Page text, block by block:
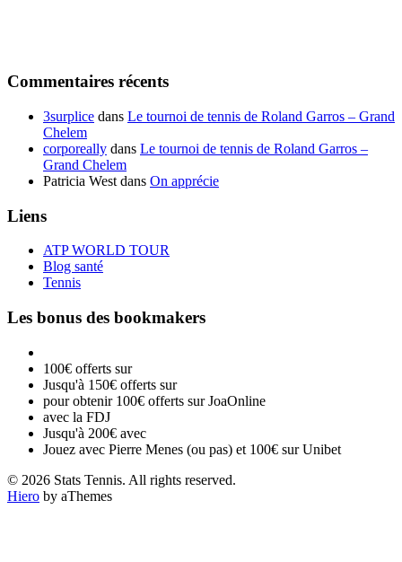
Commentaires récents
3surplice dans Le tournoi de tennis de Roland Garros – Grand
Chelem
corporeally dans Le tournoi de tennis de Roland Garros –
Grand Chelem
Patricia West dans On apprécie
Liens
ATP WORLD TOUR
Blog santé
Tennis
Les bonus des bookmakers
100€ offerts sur
Jusqu'à 150€ offerts sur
pour obtenir 100€ offerts sur JoaOnline
avec la FDJ
Jusqu'à 200€ avec
Jouez avec Pierre Menes (ou pas) et 100€ sur Unibet
© 2026 Stats Tennis. All rights reserved.
Hiero by aThemes